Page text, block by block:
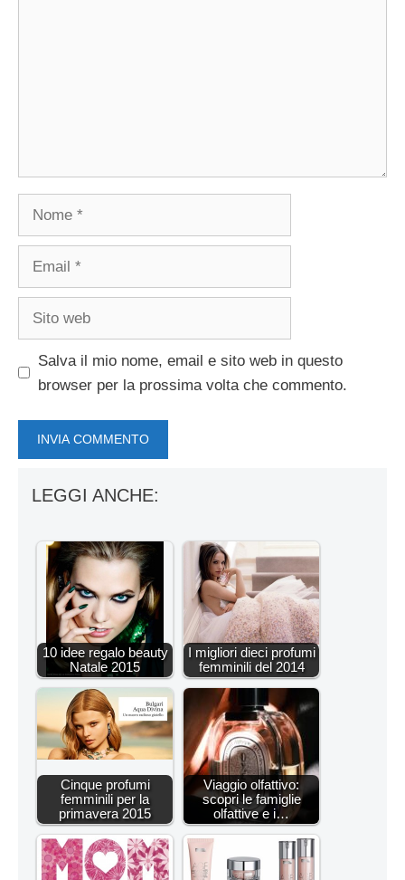
Nome
Email
Sito
Salva il mio nome, email e sito web in questo
browser per la prossima volta che commento.
LEGGI ANCHE:
10 idee regalo beauty
Natale 2015
I migliori dieci profumi
femminili del 2014
Cinque profumi
femminili per la
primavera 2015
Viaggio olfattivo:
scopri le famiglie
olfattive e i…